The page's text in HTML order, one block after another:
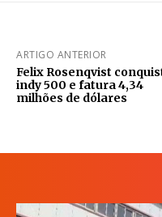
ARTIGO ANTERIOR
Felix Rosenqvist
indy 500 e fatura 4,34
milhões de dólares